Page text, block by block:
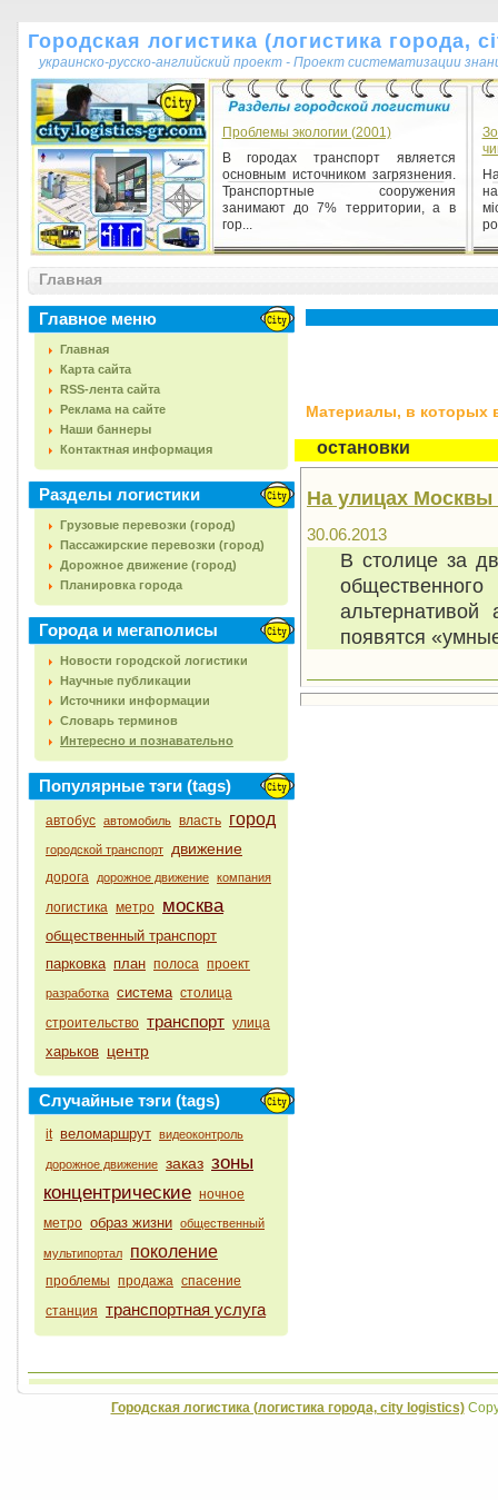
Городская логистика (логистика города,
украинско-русско-английский проект - Проект систематизации
Проблемы экологии (2001)
В городах транспорт является
основным источником загрязнения.
Транспортные сооружения
занимают до 7% территории, а в
гор...
Главная
Главное меню
Главная
Карта сайта
RSS-лента сайта
Реклама на сайте
Наши баннеры
Контактная информация
Разделы логистики
Грузовые перевозки (город)
Пассажирские перевозки (город)
Дорожное движение (город)
Планировка города
Города и мегаполисы
Новости городской логистики
Научные публикации
Источники информации
Словарь терминов
Интересно и познавательно
Популярные тэги (tags)
автобус автомобиль власть город
городской транспорт движение
дорога дорожное движение компания
логистика метро москва
общественный транспорт
парковка план полоса проект
разработка система столица
строительство транспорт улица
харьков центр
Случайные тэги (tags)
it веломаршрут видеоконтроль
дорожное движение заказ зоны
концентрические ночное
метро образ жизни общественный
мультипортал поколение
проблемы продажа спасение
станция транспортная услуга
Материалы, в которых
остановки
На улицах Москвы
30.06.2013
В столице за
появятся
Городская логистика (логистика города, city logistics)